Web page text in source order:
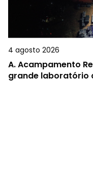
4 agosto 2026
A.Acampamento
grande laboratório